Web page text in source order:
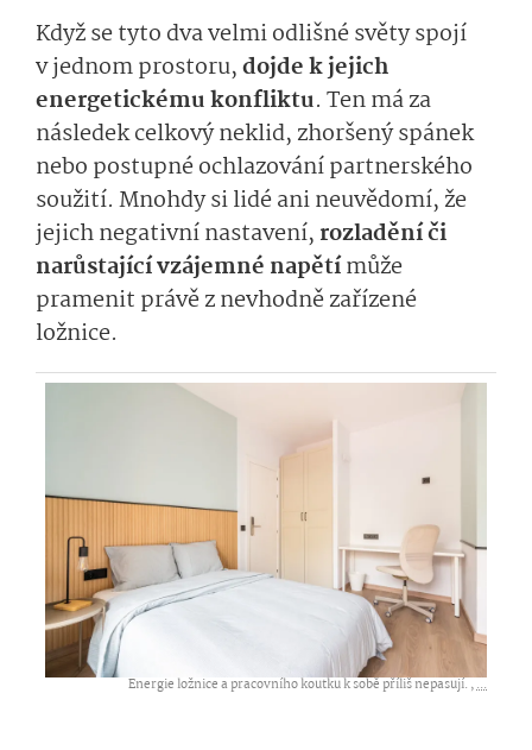
Když se tyto dva velmi odlišné světy spojí
v jednom prostoru,dojde k jejich
energetickému konfliktu. Ten má za
následek celkový neklid, zhoršený spánek
nebo postupné ochlazování partnerského
soužití. Mnohdy si lidé ani neuvědomí, že
jejich negativní nastavení, rozladění či
narůstající vzájemné napětímůže
pramenit právě z nevhodně zařízené
ložnice.
Energie ložnice a pracovního koutku k sobě příliš nepasují. ,...